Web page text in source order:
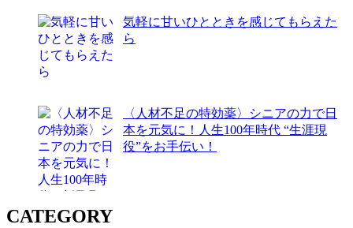
気軽に甘いひとときを感じてもらえた
ら
〈人材不足の特効薬〉シニアの力で日
本を元気に！人生100年時代 “生涯現
役”をお手伝い！
CATEGORY